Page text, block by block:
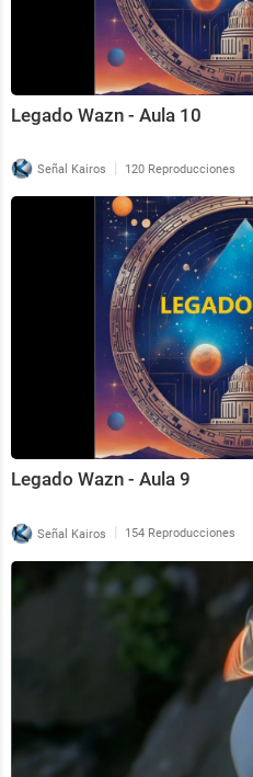
Legado Wazn - Aula 10
Señal Kairos | 120 Reproducciones
Legado Wazn - Aula 9
Señal Kairos | 154 Reproducciones